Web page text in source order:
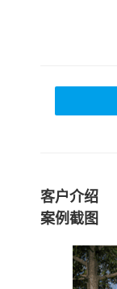
客户介绍
案例截图